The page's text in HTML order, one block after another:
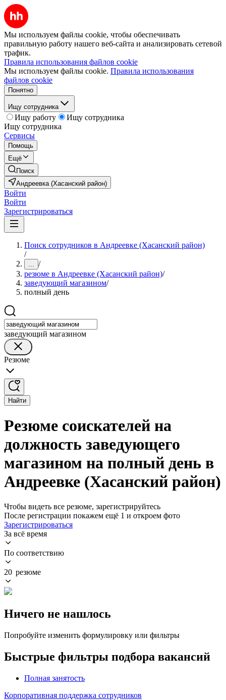
Мы используем файлы cookie, чтобы обеспечивать
правильную работу нашего веб-сайта и анализировать сетевой
трафик.
Правила использования файлов cookie
Мы используем файлы cookie. Правила использования
файлов cookie
Понятно
Ищу сотрудника
Ищу работу
Ищу сотрудника
Ищу сотрудника
Сервисы
Помощь
Ещё
Поиск
Андреевка (Хасанский район)
Войти
Войти
Зарегистрироваться
Поиск сотрудников в Андреевке (Хасанский район)
/
... /
резюме в Андреевке (Хасанский район)/
заведующий магазином/
полный день
заведующий магазином
Резюме
Найти
Резюме соискателей на
должность заведующего
магазином на полный день в
Андреевке (Хасанский район)
Чтобы видеть все резюме, зарегистрируйтесь
После регистрации покажем ещё 1 и откроем фото
Зарегистрироваться
За всё время
По соответствию
20 резюме
Ничего не нашлось
Попробуйте изменить формулировку или фильтры
Быстрые фильтры подбора вакансий
Полная занятость
Корпоративная поддержка сотрудников